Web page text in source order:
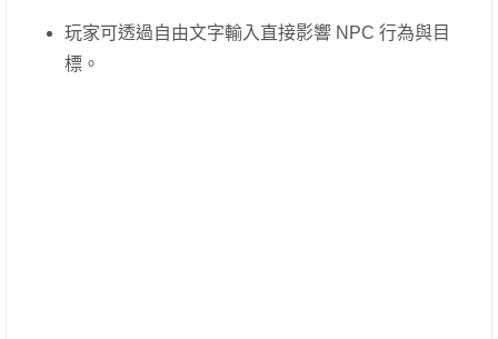
玩家可透過自由文字輸入直接影響 NPC 行為與目
標。